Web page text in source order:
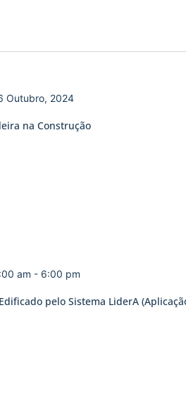
na Construção
Outubro, 2024
pelo Sistema LiderA
am - 6:00 pm